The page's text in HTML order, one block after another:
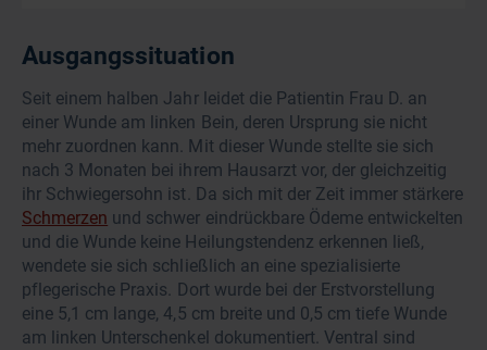
Ausgangssituation
Seit einem halben Jahr leidet die Patientin Frau D. an
einer Wunde am linken Bein, deren Ursprung sie nicht
mehr zuordnen kann. Mit dieser Wunde stellte sie sich
nach 3 Monaten bei ihrem Hausarzt vor, der gleichzeitig
ihr Schwiegersohn ist. Da sich mit der Zeit immer stärkere
Schmerzen und schwer eindrückbare Ödeme entwickelten
und die Wunde keine Heilungstendenz erkennen ließ,
wendete sie sich schließlich an eine spezialisierte
pflegerische Praxis. Dort wurde bei der Erstvorstellung
eine 5,1 cm lange, 4,5 cm breite und 0,5 cm tiefe Wunde
am linken Unterschenkel dokumentiert. Ventral sind